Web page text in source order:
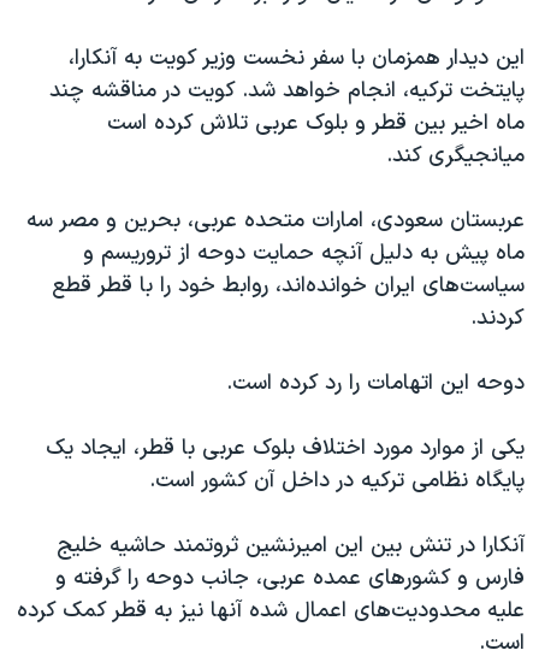
نرگس محمدی برنده جایزه نوبل صلح
همایش محافظه‌کاران آمریکا «سی‌پک»
صفحه‌های ویژه
این دیدار همزمان با سفر نخست وزیر کویت به آنکارا،
پایتخت ترکیه، انجام خواهد شد. کویت در مناقشه چند
ماه اخیر بین قطر و بلوک عربی تلاش کرده است
میانجیگری کند.
عربستان سعودی، امارات متحده عربی، بحرین و مصر سه
ماه پیش به دلیل آنچه حمایت دوحه از تروریسم و
سیاست‌های ایران خوانده‌اند، روابط خود را با قطر قطع
کردند.
دوحه این اتهامات را رد کرده است.
یکی از موارد مورد اختلاف بلوک عربی با قطر، ایجاد یک
پایگاه نظامی ترکیه در داخل آن کشور است.
آنکارا در تنش بین این امیرنشین ثروتمند حاشیه خلیج
فارس و کشورهای عمده عربی، جانب دوحه را گرفته و
علیه محدودیت‌های اعمال شده آنها نیز به قطر کمک کرده
است.